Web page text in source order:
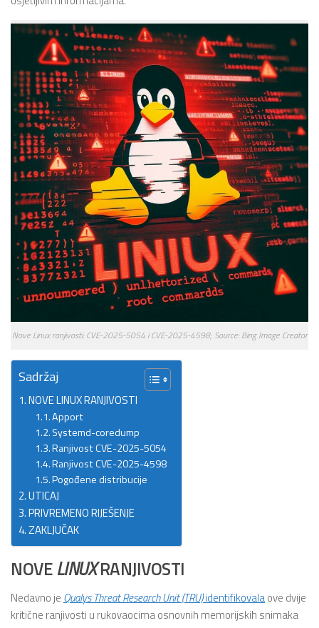
Nove Linux ranjivosti: CVE-2025-5054 i CVE-2025-4598; Source: Bing Image Creator
Sadržaj
NOVE LINUX RANJIVOSTI
Apport
Systemd-coredump
Ranjivost CVE-2025-5054
Ranjivost CVE-2025-4598
Pogođene distribucije
UTICAJ
PRIVREMENO RIJEŠENJE
ZAKLJUČAK
NOVELINUXRANJIVOSTI
Nedavno je Qualys Threat Research Unit (TRU)identifikovalaove dvije
kritične ranjivosti u rukovaocima osnovnih memorijskih snimaka